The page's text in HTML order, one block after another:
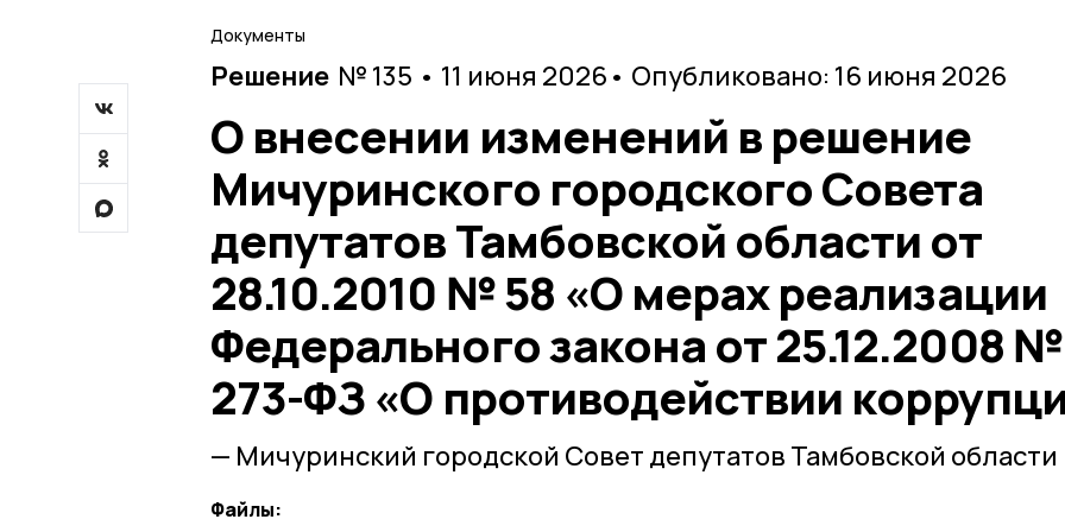
Документы
Решение № 135 • 11 июня 2026 • Опубликовано: 16 июня 2026
О внесении изменений в решение
Мичуринского городского Совета
депутатов Тамбовской области от
28.10.2010 № 58 «О мерах реализации
Федерального закона от 25.12.2008 №
273-ФЗ «О противодействии
— Мичуринский городской Совет депутатов Тамбовской области
Файлы: